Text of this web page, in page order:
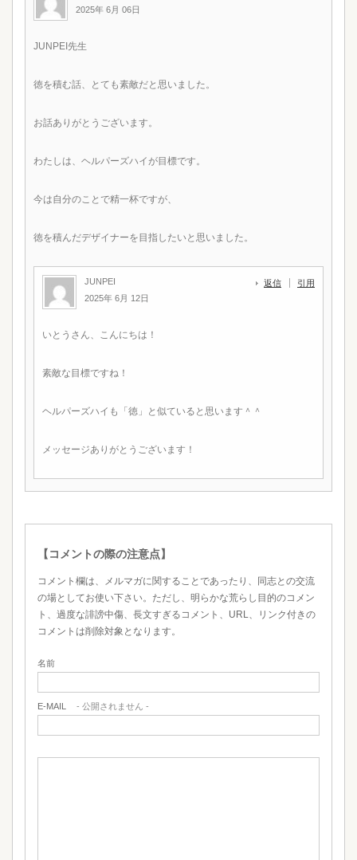
2025年 6月 06日
JUNPEI先生
徳を積む話、とても素敵だと思いました。
お話ありがとうございます。
わたしは、ヘルパーズハイが目標です。
今は自分のことで精一杯ですが、
徳を積んだデザイナーを目指したいと思いました。
JUNPEI
2025年 6月 12日
返信 引用
いとうさん、こんにちは！
素敵な目標ですね！
ヘルパーズハイも「徳」と似ていると思います＾＾
メッセージありがとうございます！
【コメントの際の注意点】
コメント欄は、メルマガに関することであったり、同志との交流
の場としてお使い下さい。ただし、明らかな荒らし目的のコメン
ト、過度な誹謗中傷、長文すぎるコメント、URL、リンク付きの
コメントは削除対象となります。
名前
E-MAIL - 公開されません -